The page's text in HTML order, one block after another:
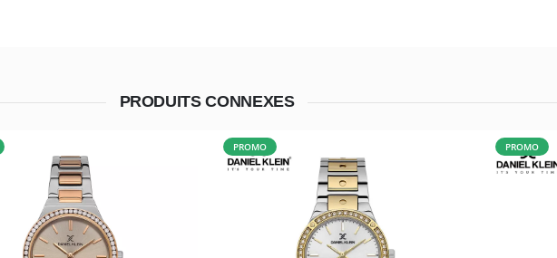
PRODUITS CONNEXES
PROMO PROMO